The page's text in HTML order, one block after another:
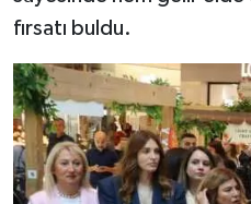
fırsatı buldu.